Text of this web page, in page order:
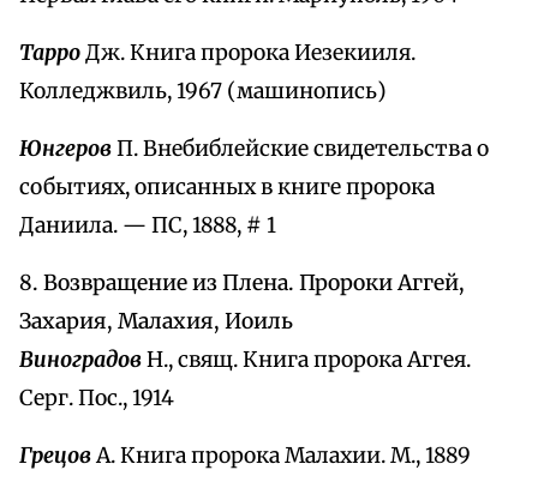
ТарроДж. Книга пророка Иезекииля.
Колледжвиль, 1967 (машинопись)
ЮнгеровП. Внебиблейские свидетельства о
событиях, описанных в книге пророка
Даниила. — ПС, 1888, # 1
8. Возвращение из Плена. Пророки Аггей,
Захария, Малахия, Иоиль
ВиноградовН., свящ. Книга пророка Аггея.
Серг. Пос., 1914
ГрецовА. Книга пророка Малахии. М., 1889